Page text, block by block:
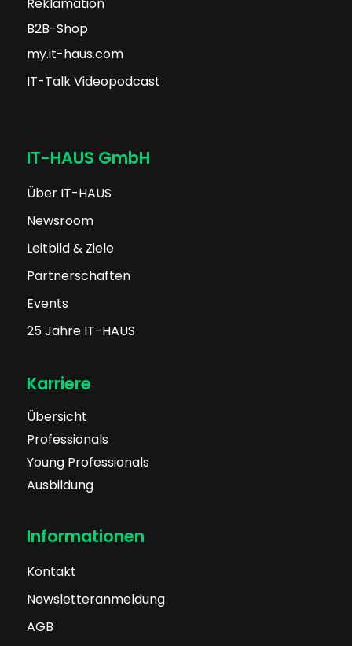
B2B-Shop
my.it-haus.com
IT-Talk Videopodcast
IT-HAUS GmbH
Über IT-HAUS
Newsroom
Leitbild & Ziele
Partnerschaften
Events
25 Jahre IT-HAUS
Karriere
Übersicht
Professionals
Young Professionals
Ausbildung
Informationen
Kontakt
Newsletteranmeldung
AGB